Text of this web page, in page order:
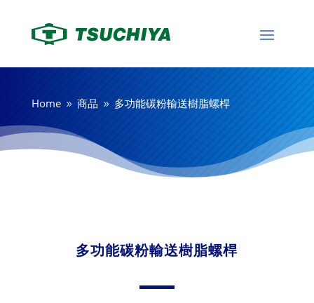
Home 9 商品 9 多功能碳粉輸送樹脂螺桿
多功能碳粉輸送樹脂螺桿